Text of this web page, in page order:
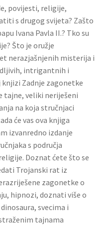
povijesti, religije,
s drugog svijeta? Zašto
Ivana Pavla II.? Tko su
Što je oružje
nerazjašnjenih misterija i
intrigantnih i
Zadnje zagonetke
tajne, veliki neriješeni
na koja stručnjaci
će vas ova knjiga
izvanredno izdanje
s područja
Doznat ćete što se
Trojanski rat iz
zagonetke o
hipnozi, doznati više o
svecima i
tajnama